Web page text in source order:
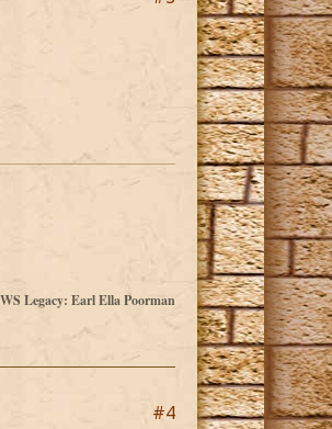
Legacy: Earl Ella Poorman
#4